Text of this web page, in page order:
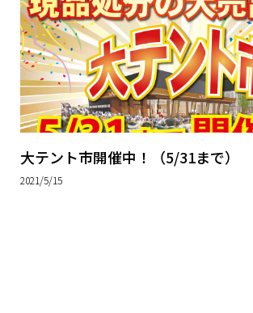
大テント市開催中！（5/31まで）
2021/5/15